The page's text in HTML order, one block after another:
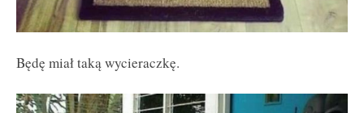
Będę miał taką wycieraczkę.